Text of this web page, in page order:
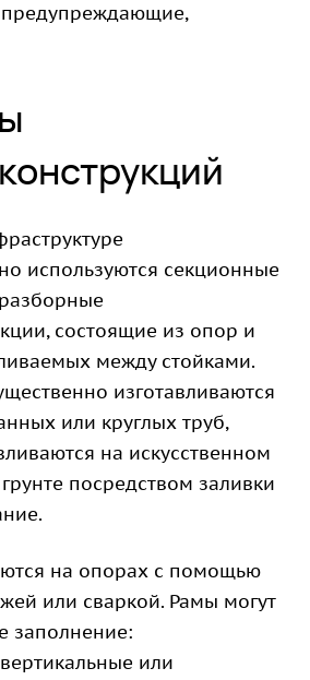
используются секционные
состоящие из опор и
между стойками.
изготавливаются
или круглых труб,
на искусственном
посредством заливки
на опорах с помощью
или сваркой. Рамы могут
заполнение:
или